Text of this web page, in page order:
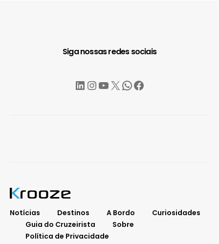
Siga nossas redes sociais
LinkedIn
Instagram
YouTube
X WhatsApp
Facebook
Notícias Destinos A Bordo
Curiosidades
Guia do Cruzeirista
Sobre
Política de Privacidade